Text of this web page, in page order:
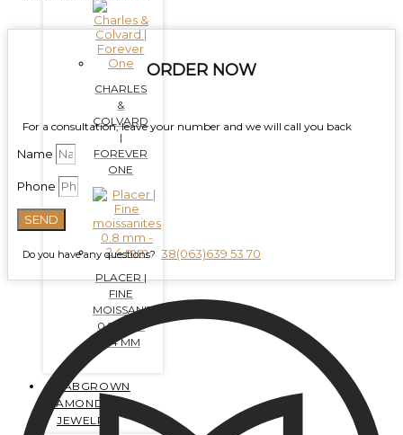
CHARLES
&
COLVARD
|
FOREVER
ONE
PLACER |
FINE
MOISSANITES
0.8 MM -
2.4 MM
LABGROWN
DIAMONDS
JEWELRY
ORDER NOW
For a consultation, leave your number and we will call you back
Name
Phone
SEND
Do you have any questions? 38(063)639 53 70